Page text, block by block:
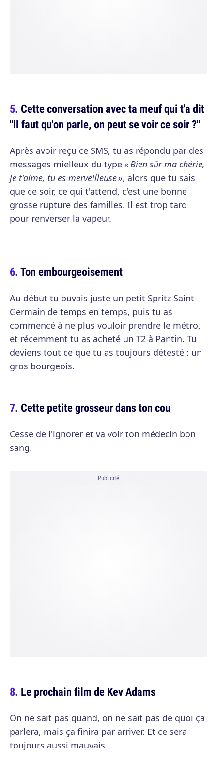
Cette conversation avec ta meuf qui t'a dit
"Il faut qu'on parle, on peut se voir ce soir ?"
Après avoir reçu ce SMS, tu as répondu par des
messages mielleux du type « Bien sûr ma chérie,
je t'aime, tu es merveilleuse », alors que tu sais
que ce soir, ce qui t'attend, c'est une bonne
grosse rupture des familles. Il est trop tard
pour renverser la vapeur.
Ton embourgeoisement
Au début tu buvais juste un petit Spritz Saint-
Germain de temps en temps, puis tu as
commencé à ne plus vouloir prendre le métro,
et récemment tu as acheté un T2 à Pantin. Tu
deviens tout ce que tu as toujours détesté : un
gros bourgeois.
Cette petite grosseur dans ton cou
Cesse de l'ignorer et va voir ton médecin bon
sang.
Publicité
Le prochain film de Kev Adams
On ne sait pas quand, on ne sait pas de quoi ça
parlera, mais ça finira par arriver. Et ce sera
toujours aussi mauvais.